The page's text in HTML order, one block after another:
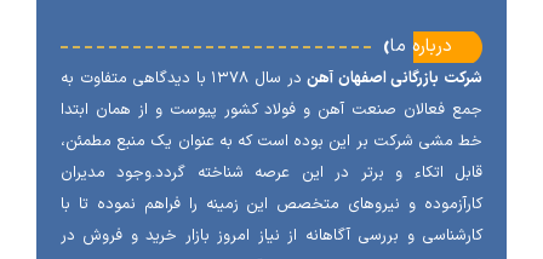
درباره ما
بازرگانی اصفهان آهن
در سال ۱۳۷۸ با دیدگاهی متفاوت به
فعالان صنعت آهن و فولاد کشور پیوست و از همان ابتدا
مشی شرکت بر این بوده است که به عنوان یک منبع مطمئن،
اتکاء و برتر در این عرصه شناخته گردد.وجود مدیران
و نیروهای متخصص این زمینه را فراهم نموده تا با
و بررسی آگاهانه از نیاز امروز بازار خرید و فروش در